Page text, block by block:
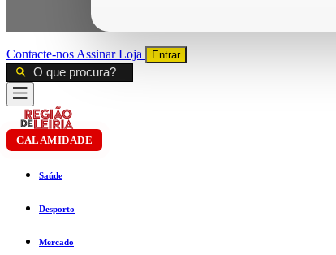
Contacte-nos AssinarLoja Entrar
CALAMIDADE
Saúde
Desporto
Mercado